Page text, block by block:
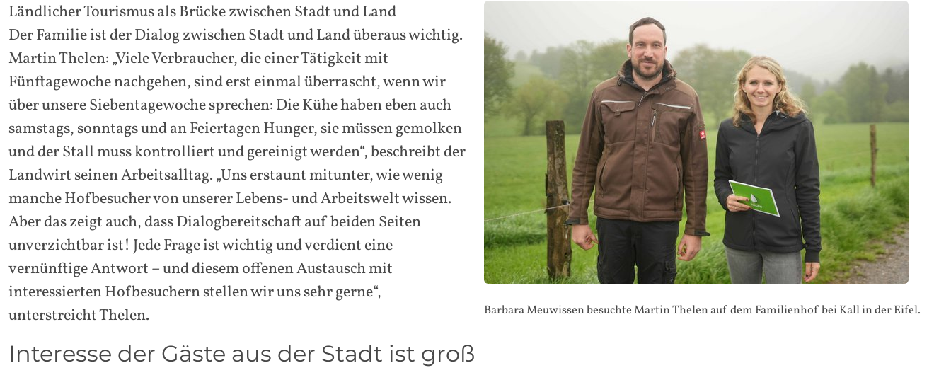
Ländlicher Tourismus als Brücke zwischen Stadt und Land
Der Familie ist der Dialog zwischen Stadt und Land überaus wichtig.
Martin Thelen: „Viele Verbraucher, die einer Tätigkeit mit
Fünftagewoche nachgehen, sind erst einmal überrascht, wenn wir
über unsere Siebentagewoche sprechen: Die Kühe haben eben auch
samstags, sonntags und an Feiertagen Hunger, sie müssen gemolken
und der Stall muss kontrolliert und gereinigt werden“, beschreibt der
Landwirt seinen Arbeitsalltag. „Uns erstaunt mitunter, wie wenig
manche Hofbesucher von unserer Lebens- und Arbeitswelt wissen.
Aber das zeigt auch, dass Dialogbereitschaft auf beiden Seiten
unverzichtbar ist! Jede Frage ist wichtig und verdient eine
vernünftige Antwort – und diesem offenen Austausch mit
interessierten Hofbesuchern stellen wir uns sehr gerne“,
unterstreicht Thelen.
Barbara Meuwissen besuchte Martin Thelen auf dem Familienhof bei Kall in der Eifel.
Interesse der Gäste aus der Stadt ist groß